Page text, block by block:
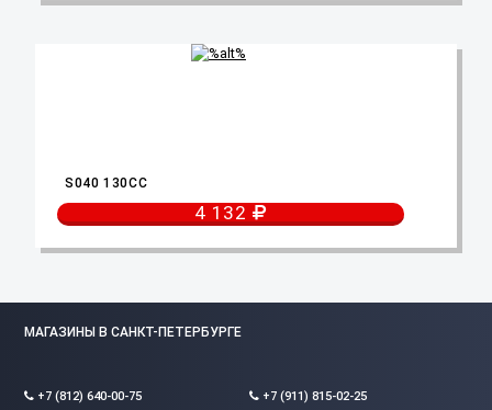
S040 130CC
4 132
МАГАЗИНЫ В САНКТ-ПЕТЕРБУРГЕ
+7 (812) 640-00-75 +7 (911) 815-02-25